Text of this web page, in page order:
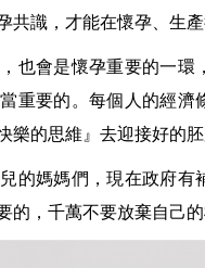
共識，才能在懷孕、生
也會是懷孕重要的一
重要的。每個人的經
樂的思維』去迎接好的胚
的媽媽們，現在政府
的，千萬不要放棄自己的